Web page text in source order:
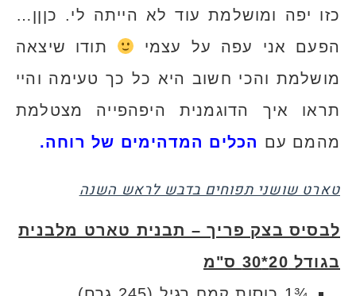
כזו יפה ומושלמת עוד לא הייתה לי. כןןן…
הפעם אני עפה על עצמי
תודו שיצאה
מושלמת והכי חשוב היא כל כך טעימה והיי
תראו איך הדוגמנית היפהפייה מצטלמת
מהמם עם הכלים המדהימים של רוחה.
טארט שושני תפוחים בדבש לראש השנה
לבסיס בצק פריך – תבנית טארט מלבנית
בגודל 20*30 ס"מ